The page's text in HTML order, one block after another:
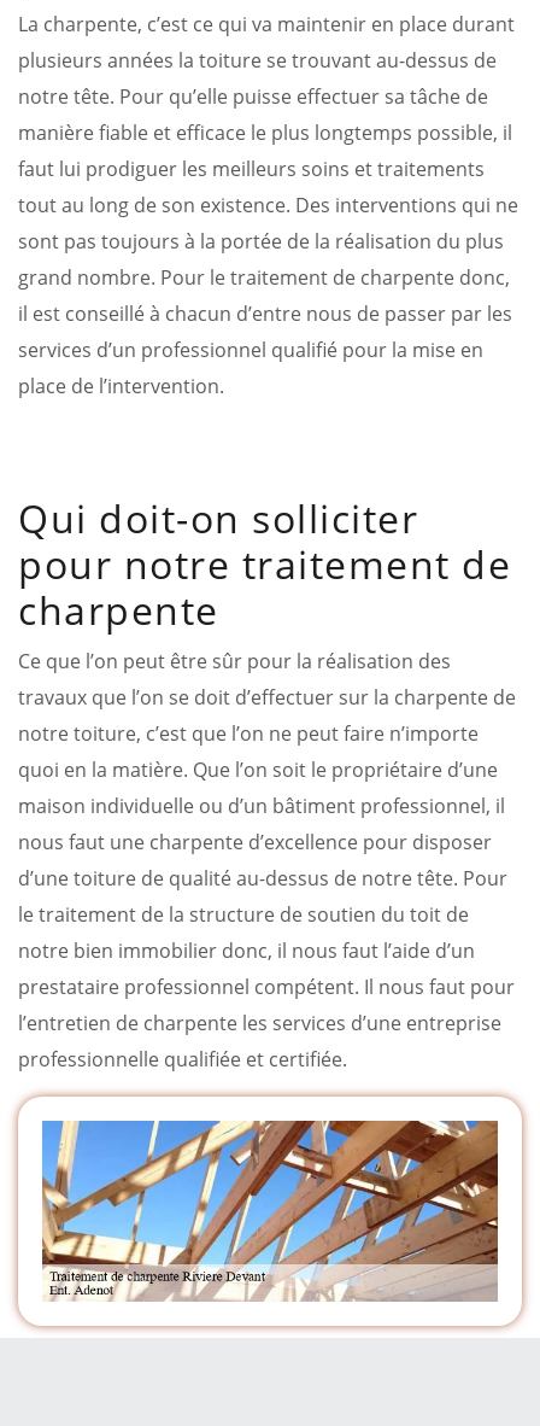
La charpente, c’est ce qui va maintenir en place durant
plusieurs années la toiture se trouvant au-dessus de
notre tête. Pour qu’elle puisse effectuer sa tâche de
manière fiable et efficace le plus longtemps possible, il
faut lui prodiguer les meilleurs soins et traitements
tout au long de son existence. Des interventions qui ne
sont pas toujours à la portée de la réalisation du plus
grand nombre. Pour le traitement de charpente donc,
il est conseillé à chacun d’entre nous de passer par les
services d’un professionnel qualifié pour la mise en
place de l’intervention.
Qui doit-on solliciter
pour notre traitement de
charpente
Ce que l’on peut être sûr pour la réalisation des
travaux que l’on se doit d’effectuer sur la charpente de
notre toiture, c’est que l’on ne peut faire n’importe
quoi en la matière. Que l’on soit le propriétaire d’une
maison individuelle ou d’un bâtiment professionnel, il
nous faut une charpente d’excellence pour disposer
d’une toiture de qualité au-dessus de notre tête. Pour
le traitement de la structure de soutien du toit de
notre bien immobilier donc, il nous faut l’aide d’un
prestataire professionnel compétent. Il nous faut pour
l’entretien de charpente les services d’une entreprise
professionnelle qualifiée et certifiée.